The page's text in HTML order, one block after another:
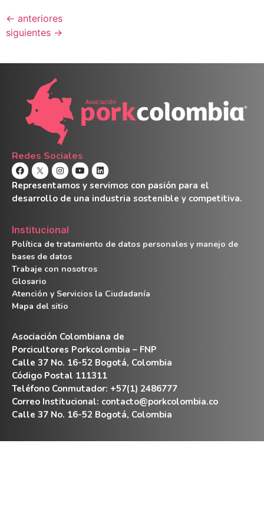
← anteriores
siguientes →
Redes Sociales
Representamos y servimos con pasión para el
desarrollo de una industria sostenible y competitiva.
Institucional
Política de tratamiento de datos personales y manejo de
bases de datos
Trabaje con nosotros
Glosario
Atención y Servicios la Ciudadanía
Mapa del sitio
Asociación Colombiana de
Porcicultores Porkcolombia – FNP
Calle 37 No. 16-52 Bogotá, Colombia
Código Postal 111311
Teléfono Conmutador: +57(1) 2486777
Correo Institucional: contacto@porkcolombia.co
Calle 37 No. 16-52 Bogotá, Colombia